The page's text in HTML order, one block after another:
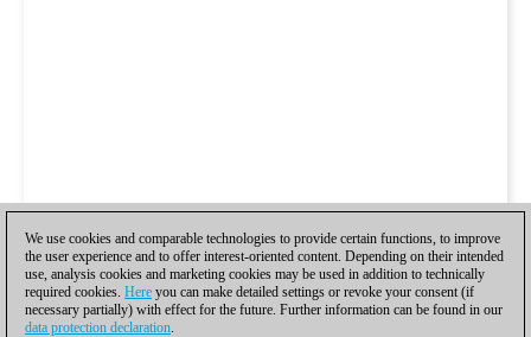
We use cookies and comparable technologies to provide certain functions, to improve
the user experience and to offer interest-oriented content. Depending on their intended
use, analysis cookies and marketing cookies may be used in addition to technically
required cookies. Here you can make detailed settings or revoke your consent (if
necessary partially) with effect for the future. Further information can be found in our
data protection declaration.